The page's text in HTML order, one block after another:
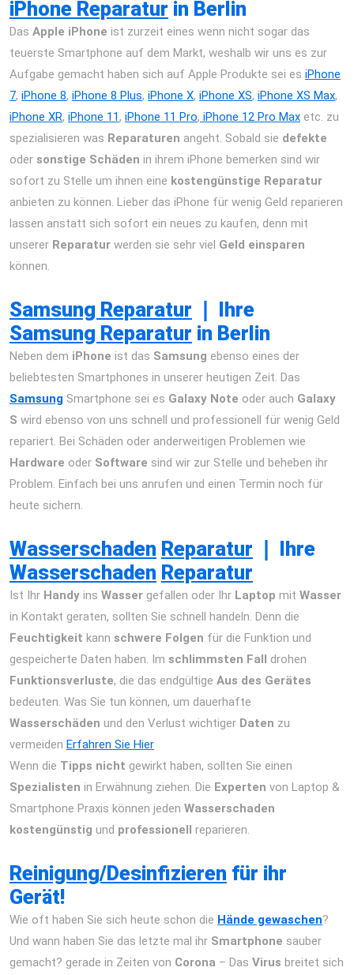
iPhone Reparatur in Berlin
Das Apple iPhone ist zurzeit eines wenn nicht sogar das
teuerste Smartphone auf dem Markt, weshalb wir uns es zur
Aufgabe gemacht haben sich auf Apple Produkte sei es iPhone
7, iPhone 8, iPhone 8 Plus, iPhone X, iPhone XS, iPhone XS Max,
iPhone XR, iPhone 11, iPhone 11 Pro, iPhone 12 Pro Max etc. zu
spezialisieren was Reparaturen angeht. Sobald sie defekte
oder sonstige Schäden in ihrem iPhone bemerken sind wir
sofort zu Stelle um ihnen eine kostengünstige Reparatur
anbieten zu können. Lieber das iPhone für wenig Geld reparieren
lassen anstatt sich sofort ein neues zu kaufen, denn mit
unserer Reparatur werden sie sehr viel Geld einsparen
können.
Samsung Reparatur
Ihre
Samsung Reparatur in Berlin
Neben dem iPhone ist das Samsung ebenso eines der
beliebtesten Smartphones in unserer heutigen Zeit. Das
Samsung Smartphone sei es Galaxy Note oder auch Galaxy
S wird ebenso von uns schnell und professionell für wenig Geld
repariert. Bei Schäden oder anderweitigen Problemen wie
Hardware oder Software sind wir zur Stelle und beheben ihr
Problem. Einfach bei uns anrufen und einen Termin noch für
heute sichern.
Wasserschaden Reparatur
Ihre
Wasserschaden Reparatur
Ist Ihr Handy ins Wasser gefallen oder Ihr Laptop mit Wasser
in Kontakt geraten, sollten Sie schnell handeln. Denn die
Feuchtigkeit kann schwere Folgen für die Funktion und
gespeicherte Daten haben. Im schlimmsten Fall drohen
Funktionsverluste, die das endgültige Aus des Gerätes
bedeuten. Was Sie tun können, um dauerhafte
Wasserschäden und den Verlust wichtiger Daten zu
vermeiden Erfahren Sie Hier
Wenn die Tipps nicht gewirkt haben, sollten Sie einen
Spezialisten in Erwähnung ziehen. Die Experten von Laptop &
Smartphone Praxis können jeden Wasserschaden
kostengünstig und professionell reparieren.
Reinigung/Desinfizieren für ihr
Gerät!
Wie oft haben Sie sich heute schon die Hände gewaschen?
Und wann haben Sie das letzte mal ihr Smartphone sauber
gemacht? gerade in Zeiten von Corona – Das Virus breitet sich